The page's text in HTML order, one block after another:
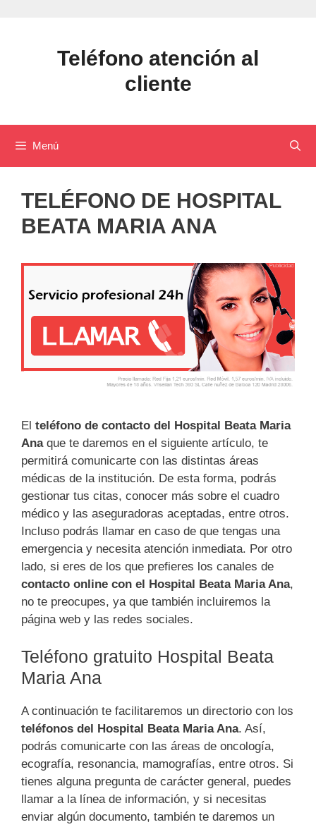
Teléfono atención al
cliente
Menú
TELÉFONO DE HOSPITAL
BEATA MARIA ANA
El teléfono de contacto del Hospital Beata Maria
Ana que te daremos en el siguiente artículo, te
permitirá comunicarte con las distintas áreas
médicas de la institución. De esta forma, podrás
gestionar tus citas, conocer más sobre el cuadro
médico y las aseguradoras aceptadas, entre otros.
Incluso podrás llamar en caso de que tengas una
emergencia y necesita atención inmediata. Por otro
lado, si eres de los que prefieres los canales de
contacto online con el Hospital Beata Maria Ana,
no te preocupes, ya que también incluiremos la
página web y las redes sociales.
Teléfono gratuito Hospital Beata
Maria Ana
A continuación te facilitaremos un directorio con los
teléfonos del Hospital Beata Maria Ana. Así,
podrás comunicarte con las áreas de oncología,
ecografía, resonancia, mamografías, entre otros. Si
tienes alguna pregunta de carácter general, puedes
llamar a la línea de información, y si necesitas
enviar algún documento, también te daremos un